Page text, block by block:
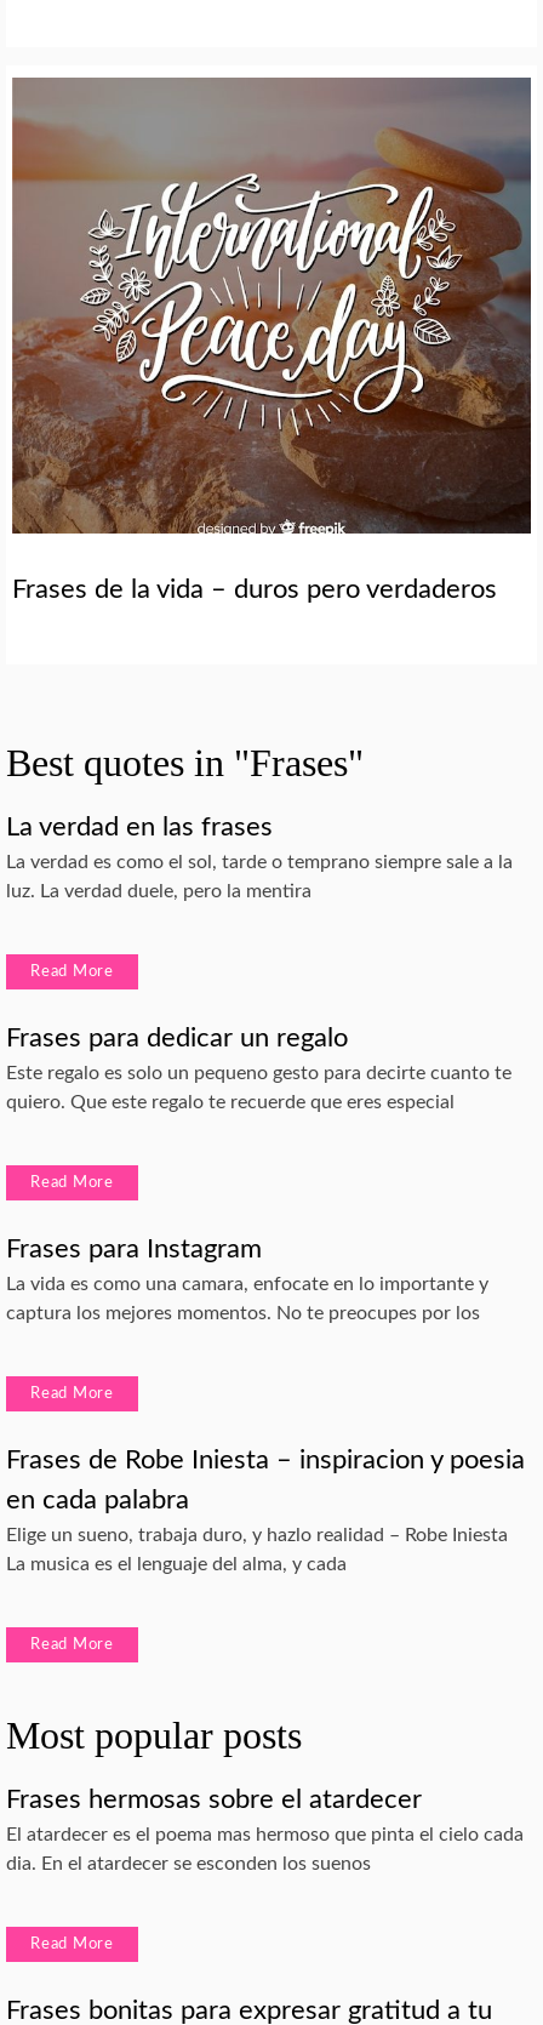
Frases de la vida – duros pero verdaderos
Best quotes in "Frases"
La verdad en las frases
La verdad es como el sol, tarde o temprano siempre sale a la
luz. La verdad duele, pero la mentira
Read More
Frases para dedicar un regalo
Este regalo es solo un pequeno gesto para decirte cuanto te
quiero. Que este regalo te recuerde que eres especial
Read More
Frases para Instagram
La vida es como una camara, enfocate en lo importante y
captura los mejores momentos. No te preocupes por los
Read More
Frases de Robe Iniesta – inspiracion y poesia
en cada palabra
Elige un sueno, trabaja duro, y hazlo realidad – Robe Iniesta
La musica es el lenguaje del alma, y cada
Read More
Most popular posts
Frases hermosas sobre el atardecer
El atardecer es el poema mas hermoso que pinta el cielo cada
dia. En el atardecer se esconden los suenos
Read More
Frases bonitas para expresar gratitud a tu